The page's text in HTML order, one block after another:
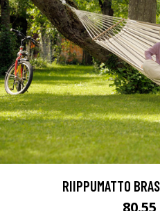
RIIPPUMATTO